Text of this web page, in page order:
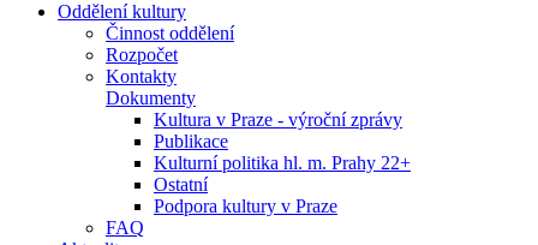
Oddělení kultury
Činnost oddělení
Rozpočet
Kontakty
Dokumenty
Kultura v Praze - výroční zprávy
Publikace
Kulturní politika hl. m. Prahy 22+
Ostatní
Podpora kultury v Praze
FAQ